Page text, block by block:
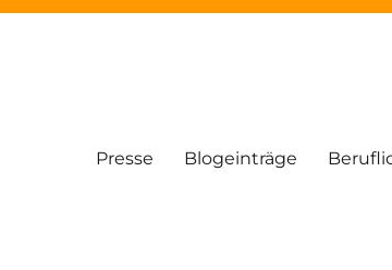
Presse Blogeinträge